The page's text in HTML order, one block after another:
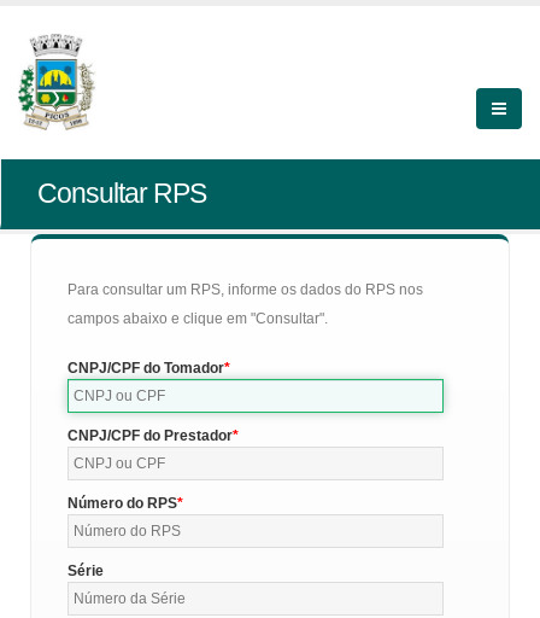
Consultar RPS
Para consultar um RPS, informe os dados do RPS nos
campos abaixo e clique em "Consultar".
CNPJ/CPF do Tomador
CNPJ/CPF do Prestador
Número do RPS
Série